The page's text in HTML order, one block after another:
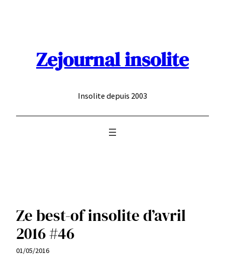
Zejournal insolite
Insolite depuis 2003
Ze best-of insolite d’avril
2016 #46
01/05/2016